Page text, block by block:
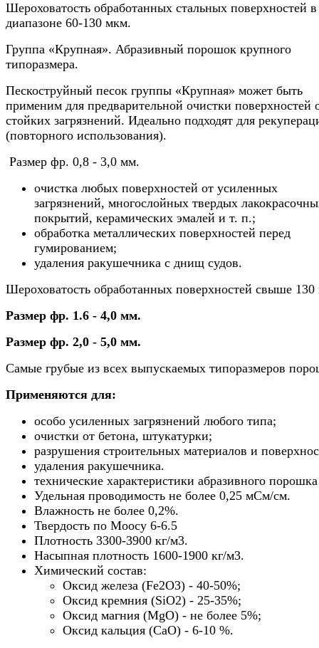
Шероховатость обработанных стальных поверхностей в
диапазоне 60-130 мкм.
Группа «Крупная». Абразивный порошок крупного
типоразмера.
Пескоструйный песок группы «Крупная» может быть
применим для предварительной очистки поверхностей
стойких загрязнений. Идеально подходят для
(повторного использования).
Размер фр. 0,8 - 3,0 мм.
очистка любых поверхностей от усиленных
загрязнений, многослойных твердых
покрытий, керамических эмалей и т. п.;
обработка металлических поверхностей перед
гумированием;
удаления ракушечника с днищ судов.
Шероховатость обработанных поверхностей свыше
Размер фр. 1.6 - 4,0 мм.
Размер фр. 2,0 - 5,0 мм.
Самые грубые из всех выпускаемых типоразмеров
Применяются для:
особо усиленных загрязнений любого типа;
очистки от бетона, штукатурки;
разрушения строительных материалов и
удаления ракушечника.
технические характеристики абразивного
Удельная проводимость не более 0,25 мСм/см.
Влажность не более 0,2%.
Твердость по Моосу 6-6.5
Плотность 3300-3900 кг/м3.
Насыпная плотность 1600-1900 кг/м3.
Химический состав:
Оксид железа (Fе2О3) - 40-50%;
Оксид кремния (SiO2) - 25-35%;
Оксид магния (MgO) - не более 5%;
Оксид кальция (СаО) - 6-10 %.